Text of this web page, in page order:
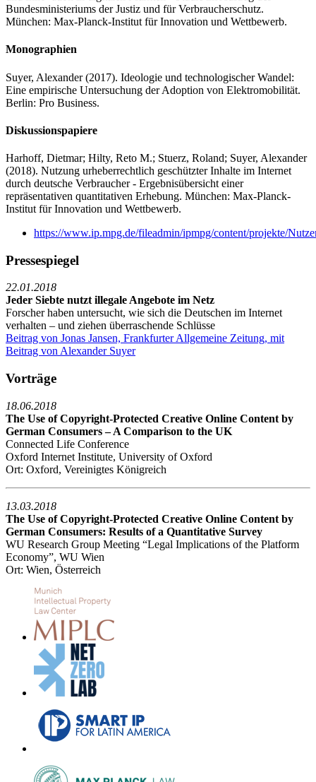
Bundesministeriums der Justiz und für Verbraucherschutz.
München: Max-Planck-Institut für Innovation und Wettbewerb.
Monographien
Suyer, Alexander(2017). Ideologie und technologischer Wandel:
Eine empirische Untersuchung der Adoption von Elektromobilität.
Berlin: Pro Business.
Diskussionspapiere
Harhoff, Dietmar; Hilty, Reto M.; Stuerz, Roland; Suyer, Alexander
(2018). Nutzung urheberrechtlich geschützter Inhalte im Internet
durch deutsche Verbraucher - Ergebnisübersicht einer
repräsentativen quantitativen Erhebung. München: Max-Planck-
Institut für Innovation und Wettbewerb.
https://www.ip.mpg.de/fileadmin/ipmpg/content/projekte/
Pressespiegel
22.01.2018
Jeder Siebte nutzt illegale Angebote im Netz
Forscher haben untersucht, wie sich die Deutschen im Internet
verhalten – und ziehen überraschende Schlüsse
Beitrag von Jonas Jansen, Frankfurter Allgemeine Zeitung, mit
Beitrag von Alexander Suyer
Vorträge
18.06.2018
The Use of Copyright-Protected Creative Online Content by
German Consumers – A Comparison to the UK
Connected Life Conference
Oxford Internet Institute, University of Oxford
Ort: Oxford, Vereinigtes Königreich
13.03.2018
The Use of Copyright-Protected Creative Online Content by
German Consumers: Results of a Quantitative Survey
WU Research Group Meeting “Legal Implications of the Platform
Economy”, WU Wien
Ort: Wien, Österreich